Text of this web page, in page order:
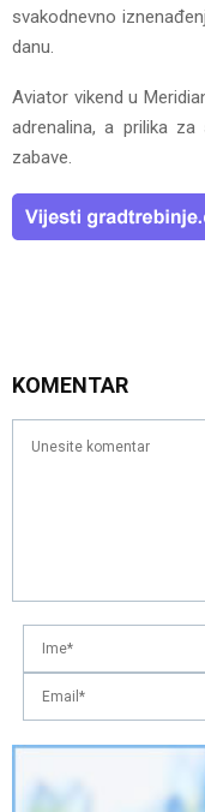
svakodnevno
danu.
Aviator vikend u
adrenalina, a prilika
zabave.
KOMENTAR